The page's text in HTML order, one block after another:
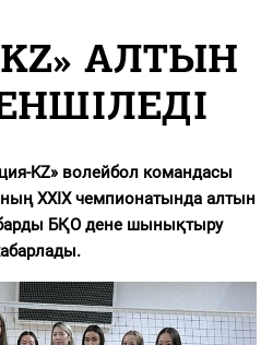
АЛТЫН
KZ» волейбол командасы
ХХІХ чемпионатында алтын
БҚО дене шынықтыру